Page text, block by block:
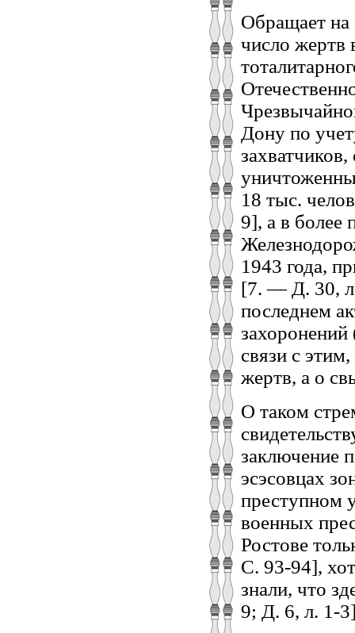
Обращает на
число жертв
Дону по
18 тыс.
9], а в более
1943 года,
[7. — Д. 30,
последнем
связи с
жертв, а о
О таком
заключение
эсэсовцах
преступном
военных
Ростове
С. 93-94],
знали, что
9; Д. 6, л. 1-